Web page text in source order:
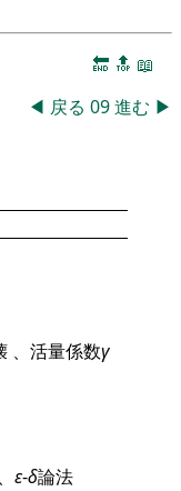
🔚 🔝 📖
◀ 戻る 09進む ▶
、活量係数γ
ε-δ論法